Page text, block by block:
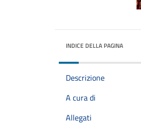
INDICE DELLA PAGINA
Descrizione
A cura di
Allegati